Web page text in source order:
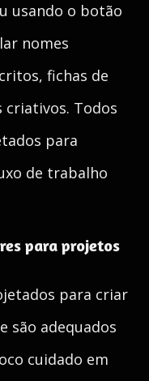
usando o botão
nomes
fichas de
criativos. Todos
para
de trabalho
para projetos
para criar
são adequados
cuidado em